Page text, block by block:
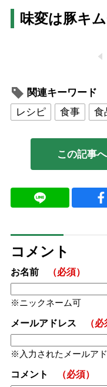
味変は豚キム
関連キーワード
レシピ
食事 食
この記事
コメント
お名前 （必須）
ニックネーム可
メールアドレス （必
入力されたメールア
コメント （必須）